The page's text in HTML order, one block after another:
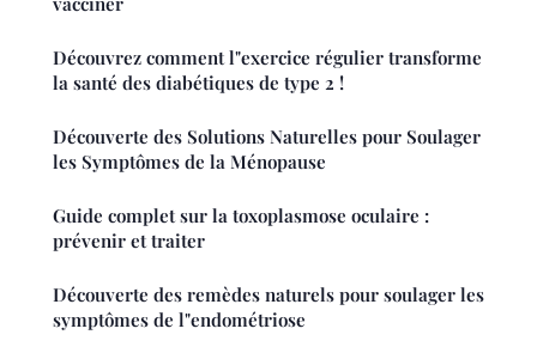
Découvrez comment l"exercice régulier transforme
la santé des diabétiques de type 2 !
Découverte des Solutions Naturelles pour Soulager
les Symptômes de la Ménopause
Guide complet sur la toxoplasmose oculaire :
prévenir et traiter
Découverte des remèdes naturels pour soulager les
symptômes de l"endométriose